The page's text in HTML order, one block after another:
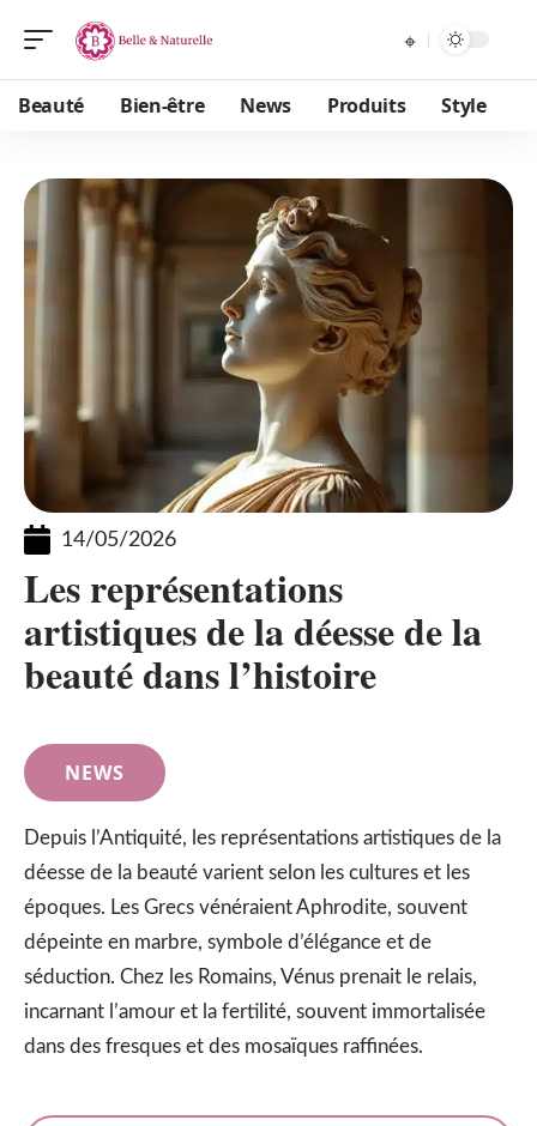
Beauté Bien-être News Produits Style
14/05/2026
Les représentations
artistiques de la déesse de la
beauté dans l’histoire
NEWS
Depuis l’Antiquité, les représentations artistiques de la
déesse de la beauté varient selon les cultures et les
époques. Les Grecs vénéraient Aphrodite, souvent
dépeinte en marbre, symbole d’élégance et de
séduction. Chez les Romains, Vénus prenait le relais,
incarnant l’amour et la fertilité, souvent immortalisée
dans des fresques et des mosaïques raffinées.